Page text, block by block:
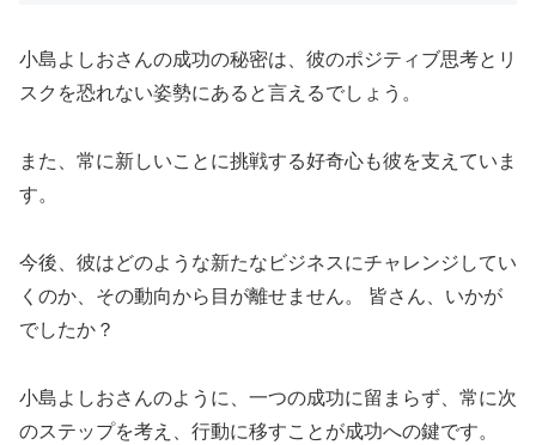
小島よしおさんの成功の秘密は、彼のポジティブ思考とリ
スクを恐れない姿勢にあると言えるでしょう。
また、常に新しいことに挑戦する好奇心も彼を支えていま
す。
今後、彼はどのような新たなビジネスにチャレンジしてい
くのか、その動向から目が離せません。 皆さん、いかが
でしたか？
小島よしおさんのように、一つの成功に留まらず、常に次
のステップを考え、行動に移すことが成功への鍵です。